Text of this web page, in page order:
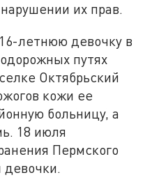
их прав.
летнюю девочку в
путях
Октябрьский
кожи ее
больницу, а
18 июля
Пермского
девочки.